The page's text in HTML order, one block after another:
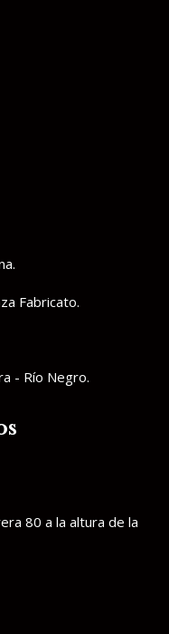
Fabricato.
- Río Negro.
80 a la altura de la